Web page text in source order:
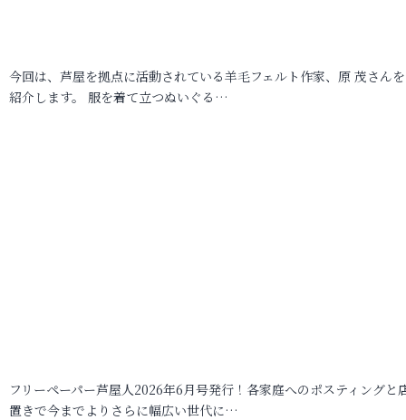
今回は、芦屋を拠点に活動されている羊毛フェルト作家、原 茂さん
紹介します。 服を着て立つぬいぐる…
フリーペーパー芦屋人2026年6月号発行！各家庭へのポスティングと
置きで今までよりさらに幅広い世代に…